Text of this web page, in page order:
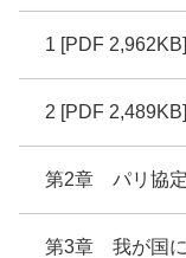
1 [PDF 2,962KB]
2 [PDF 2,489KB]
第2章 パリ協定
第3章 我が国に